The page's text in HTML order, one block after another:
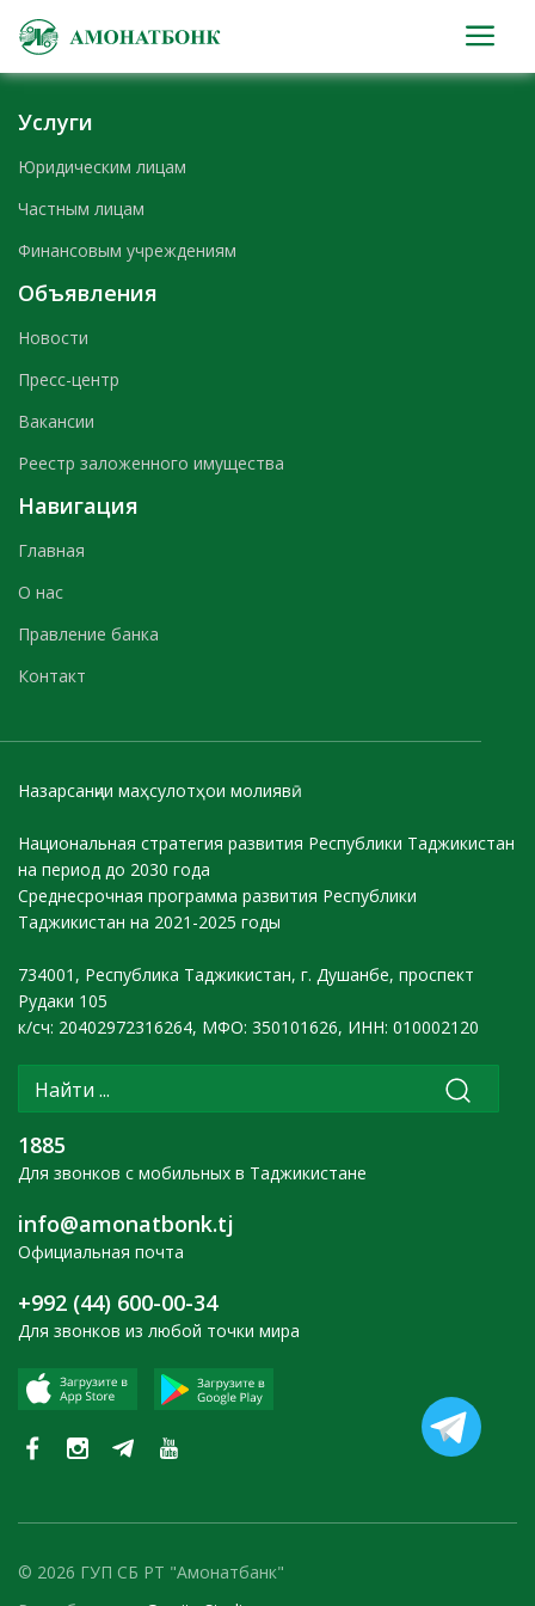
Text here....
Услуги
Юридическим лицам
Частным лицам
Финансовым учреждениям
Объявления
Новости
Пресс-центр
Вакансии
Реестр заложенного имущества
Навигация
Главная
О нас
Правление банка
Контакт
Назарсанҷии маҳсулотҳои молиявӣ
Национальная стратегия развития Республики Таджикистан
на период до 2030 года
Среднесрочная программа развития Республики
Таджикистан на 2021-2025 годы
734001, Республика Таджикистан, г. Душанбе, проспект
Рудаки 105
к/сч: 20402972316264, МФО: 350101626, ИНН: 010002120
1885
Для звонков с мобильных в Таджикистане
info@amonatbonk.tj
Официальная почта
+992 (44) 600-00-34
Для звонков из любой точки мира
© 2026 ГУП СБ РТ "Амонатбанк"